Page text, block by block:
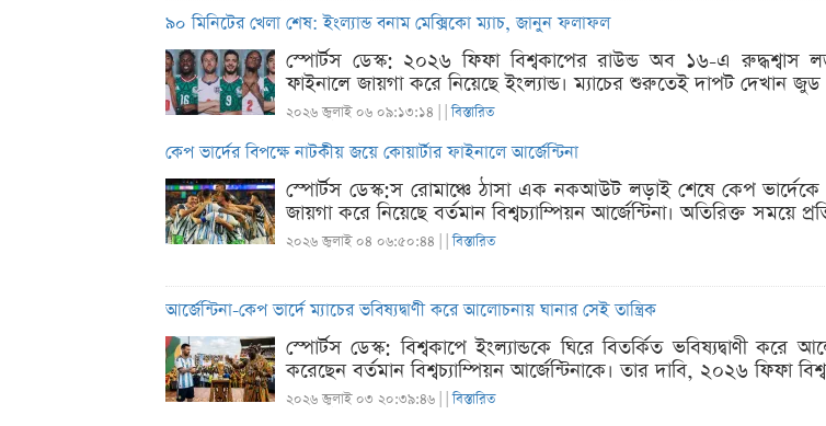
৯০ মিনিটের খেলা শেষ: ইংল্যান্ড বনাম মেক্সিকো ম্যাচ, জানুন ফলাফল
স্পোর্টস ডেস্ক: ২০২৬ ফিফা বিশ্বকাপের রাউন্ড অব ১৬-এ রুদ্ধশ্বাস
ফাইনালে জায়গা করে নিয়েছে ইংল্যান্ড। ম্যাচের শুরুতেই দাপট দেখান
২০২৬ জুলাই ০৬ ০৯:১৩:১৪ | |বিস্তারিত
কেপ ভার্দের বিপক্ষে নাটকীয় জয়ে কোয়ার্টার ফাইনালে আর্জেন্টিনা
স্পোর্টস ডেস্ক:স রোমাঞ্চে ঠাসা এক নকআউট লড়াই শেষে কেপ ভার্দেকে
জায়গা করে নিয়েছে বর্তমান বিশ্বচ্যাম্পিয়ন আর্জেন্টিনা। অতিরিক্ত সময়ে
২০২৬ জুলাই ০৪ ০৬:৫০:৪৪ | |বিস্তারিত
আর্জেন্টিনা-কেপ ভার্দে ম্যাচের ভবিষ্যদ্বাণী করে আলোচনায় ঘানার সেই তান্ত্রিক
স্পোর্টস ডেস্ক: বিশ্বকাপে ইংল্যান্ডকে ঘিরে বিতর্কিত ভবিষ্যদ্বাণী করে
করেছেন বর্তমান বিশ্বচ্যাম্পিয়ন আর্জেন্টিনাকে। তার দাবি, ২০২৬ ফিফা
২০২৬ জুলাই ০৩ ২০:৩৯:৪৬ | |বিস্তারিত